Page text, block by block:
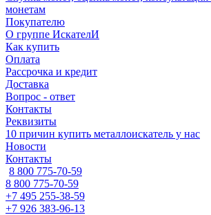
монетам
Покупателю
О группе ИскателИ
Как купить
Оплата
Рассрочка и кредит
Доставка
Вопрос - ответ
Контакты
Реквизиты
10 причин купить металлоискатель у нас
Новости
Контакты
8 800 775-70-59
8 800 775-70-59
+7 495 255-38-59
+7 926 383-96-13